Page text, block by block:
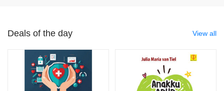
Deals of the day View all